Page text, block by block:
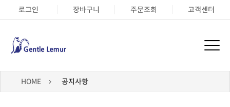
로그인 장바구니 주문조회 고객센터
HOME 공지사항